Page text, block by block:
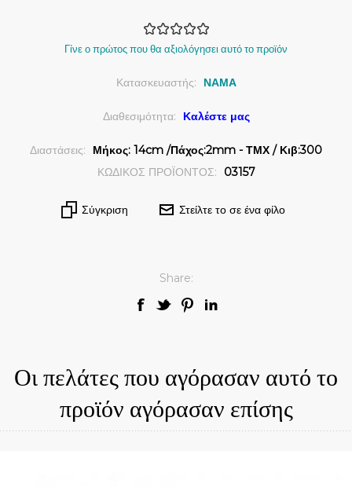
Γίνε ο πρώτος που θα αξιολόγησει αυτό το προϊόν
Κατασκευαστής: ΝΑΜΑ
Διαθεσιμότητα: Καλέστε μας
Διαστάσεις:
Μήκος: 14cm /Πάχος:2mm - ΤΜΧ / Κιβ:300
ΚΩΔΙΚΟΣ ΠΡΟΪΟΝΤΟΣ:
03157
Σύγκριση Στείλτε το σε ένα φίλο
Share:
Οι πελάτες που αγόρασαν αυτό το
προϊόν αγόρασαν επίσης